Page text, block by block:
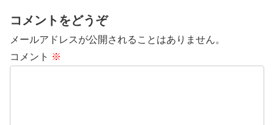
コメントをどうぞ
メールアドレスが公開されることはありません。
コメント ※